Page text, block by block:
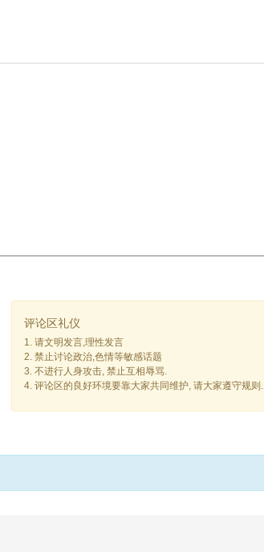
评论区礼仪
1. 请文明发言,理性发言
2. 禁止讨论政治,色情等敏感话题
3. 不进行人身攻击, 禁止互相辱骂.
4. 评论区的良好环境要靠大家共同维护, 请大家遵守规则.